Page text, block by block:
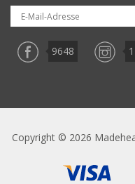
9648
Copyright © 2026